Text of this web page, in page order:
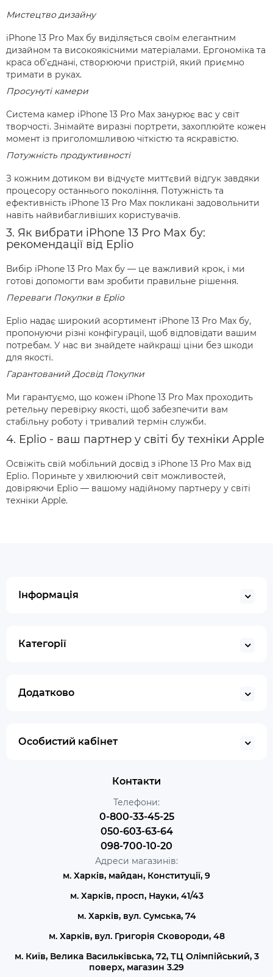
Мистецтво дизайну
iPhone 13 Pro Max бу виділяється своїм елегантним
дизайном та високоякісними матеріалами. Ергономіка та
краса об'єднані, створюючи пристрій, який приємно
тримати в руках.
Просунуті камери
Система камер iPhone 13 Pro Max занурює вас у світ
творчості. Знімайте виразні портрети, захоплюйте кожен
момент із приголомшливою чіткістю та яскравістю.
Потужність продуктивності
З кожним дотиком ви відчуєте миттєвий відгук завдяки
процесору останнього покоління. Потужність та
ефективність iPhone 13 Pro Max покликані задовольнити
навіть найвибагливіших користувачів.
3. Як вибрати iPhone 13 Pro Max бу:
рекомендації від Eplio
Вибір iPhone 13 Pro Max бу — це важливий крок, і ми
готові допомогти вам зробити правильне рішення.
Переваги Покупки в Eplio
Eplio надає широкий асортимент iPhone 13 Pro Max бу,
пропонуючи різні конфігурації, щоб відповідати вашим
потребам. У нас ви знайдете найкращі ціни без шкоди
для якості.
Гарантований Досвід Покупки
Ми гарантуємо, що кожен iPhone 13 Pro Max проходить
ретельну перевірку якості, щоб забезпечити вам
стабільну роботу і тривалий термін служби.
4. Eplio - ваш партнер у світі бу техніки Apple
Освіжіть свій мобільний досвід з iPhone 13 Pro Max від
Eplio. Пориньте у хвилюючий світ можливостей,
довіряючи Eplio — вашому надійному партнеру у світі
техніки Apple.
Інформація
Категорії
Додатково
Особистий кабінет
Контакти
Телефони:
0-800-33-45-25
050-603-63-64
098-700-10-20
Адреси магазинів:
м. Харків, майдан, Конституції, 9
м. Харків, просп, Науки, 41/43
м. Харків, вул. Сумська, 74
м. Харків, вул. Григорія Сковороди, 48
м. Київ, Велика Васильківська, 72, ТЦ Олімпійський, 3
поверх, магазин 3.29